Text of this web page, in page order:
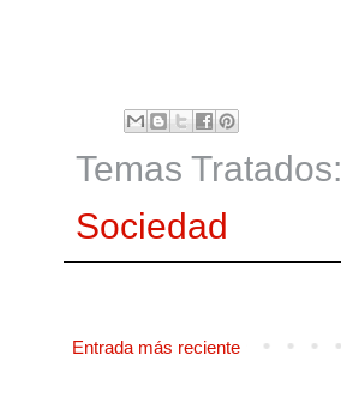
Temas Tratados:
Sociedad
Entrada más reciente